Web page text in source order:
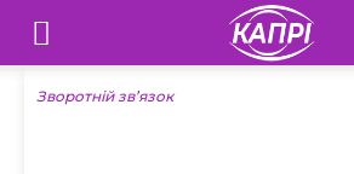
Телебачення
«Капрі»Зворотній зв’язок